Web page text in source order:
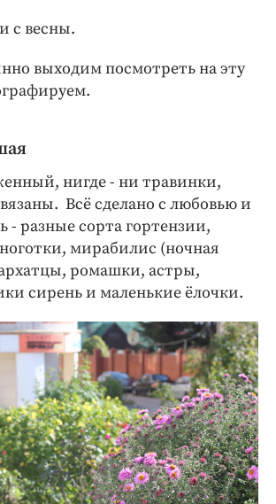
чтиво
с весны.
выходим посмотреть на эту
нигде - ни травинки,
Всё сделано с любовью и
- разные сорта гортензии,
мирабилис (ночная
ромашки, астры,
сирень и маленькие ёлочки.